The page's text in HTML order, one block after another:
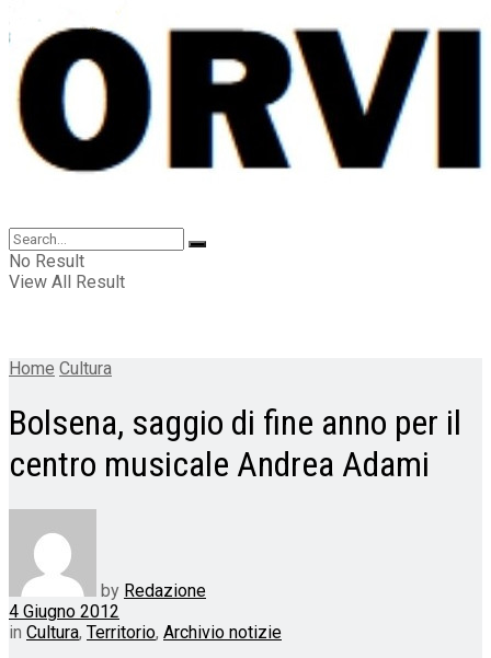
No Result
View All Result
Home Cultura
Bolsena, saggio di fine anno per il
centro musicale Andrea Adami
by Redazione
4 Giugno 2012
in Cultura, Territorio, Archivio notizie